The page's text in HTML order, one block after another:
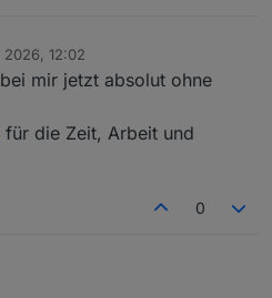
2026, 12:02
mir jetzt absolut ohne
für die Zeit, Arbeit und
0